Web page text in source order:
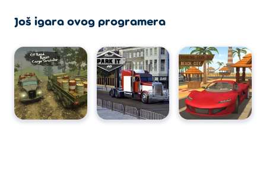
Još igara ovog programera